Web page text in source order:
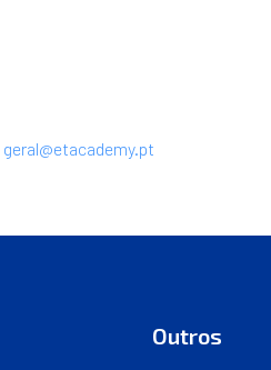
geral@etacademy.pt
Outros